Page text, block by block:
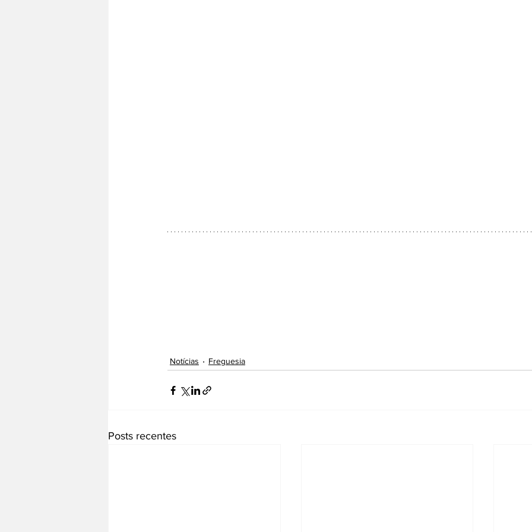
Notícias Freguesia
Posts recentes